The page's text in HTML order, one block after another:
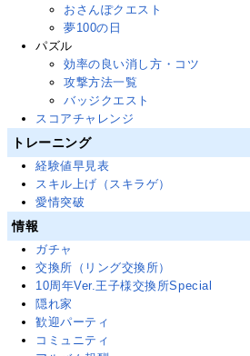
おさんぽクエスト
夢100の日
パズル
効率の良い消し方・コツ
攻撃方法一覧
バッジクエスト
スコアチャレンジ
トレーニング
経験値早見表
スキル上げ（スキラゲ）
愛情突破
情報
ガチャ
交換所（リング交換所）
10周年Ver.王子様交換所Special
隠れ家
歓迎パーティ
コミュニティ